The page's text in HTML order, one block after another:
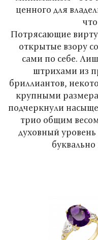
ценного для
Потрясающие
открытые взору
сами по себе.
штрихами из
бриллиантов,
крупными
подчеркнули
трио общим
духовный